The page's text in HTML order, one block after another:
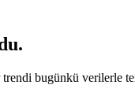
bugünkü verilerle